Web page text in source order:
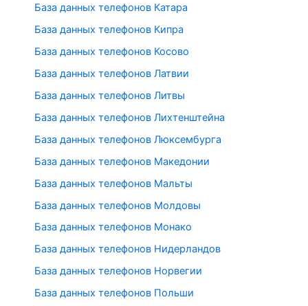
База данных телефонов Катара
База данных телефонов Кипра
База данных телефонов Косово
База данных телефонов Латвии
База данных телефонов Литвы
База данных телефонов Лихтенштейна
База данных телефонов Люксембурга
База данных телефонов Македонии
База данных телефонов Мальты
База данных телефонов Молдовы
База данных телефонов Монако
База данных телефонов Нидерландов
База данных телефонов Норвегии
База данных телефонов Польши